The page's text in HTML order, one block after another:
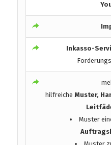
Inkasso-
hilfreicheMuster,
Muster